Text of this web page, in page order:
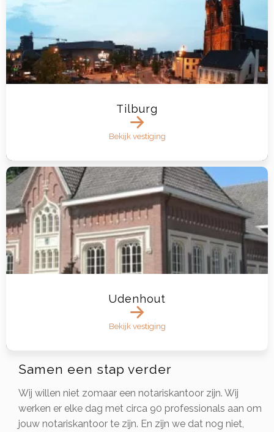
Tilburg
Bekijk vestiging
Udenhout
Bekijk vestiging
Samen een stap verder
Wij willen niet zomaar een notariskantoor zijn. Wij
werken er elke dag met circa 90 professionals aan om
jouw notariskantoor te zijn. En zijn we dat nog niet,